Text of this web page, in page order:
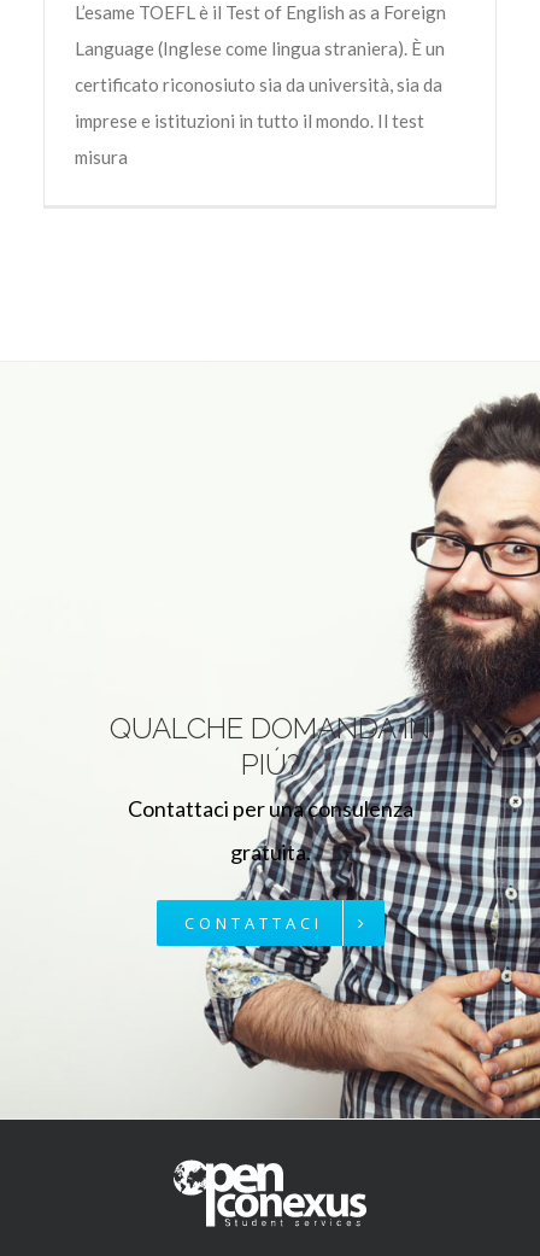
L’esame TOEFL è il Test of English as a Foreign
Language (Inglese come lingua straniera). È un
certificato riconosiuto sia da università, sia da
imprese e istituzioni in tutto il mondo. Il test
misura
QUALCHE DOMANDA IN
PIÚ?
Contattaci per una consulenza
gratuita.
CONTATTACI